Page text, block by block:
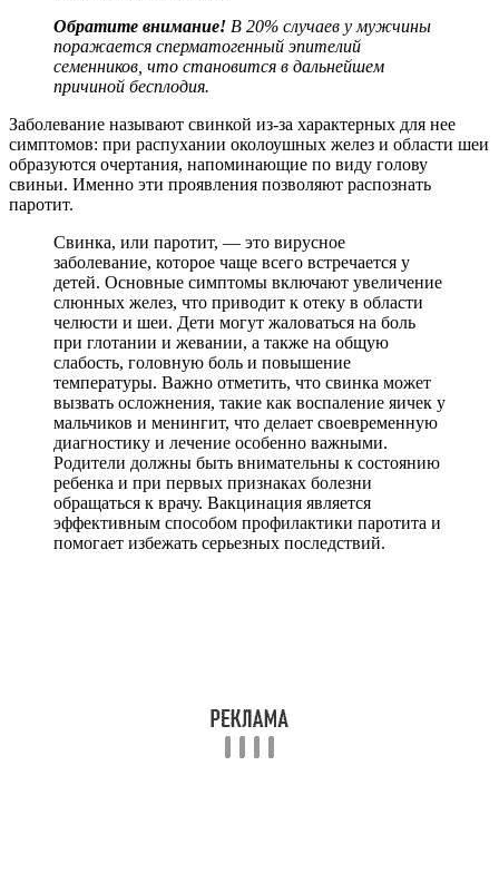
Обратите внимание! В 20% случаев у мужчины
поражается сперматогенный эпителий
семенников, что становится в дальнейшем
причиной бесплодия.
Заболевание называют свинкой из-за характерных для нее
симптомов: при распухании околоушных желез и области шеи
образуются очертания, напоминающие по виду голову
свиньи. Именно эти проявления позволяют распознать
паротит.
Свинка, или паротит, — это вирусное
заболевание, которое чаще всего встречается у
детей. Основные симптомы включают увеличение
слюнных желез, что приводит к отеку в области
челюсти и шеи. Дети могут жаловаться на боль
при глотании и жевании, а также на общую
слабость, головную боль и повышение
температуры. Важно отметить, что свинка может
вызвать осложнения, такие как воспаление яичек у
мальчиков и менингит, что делает своевременную
диагностику и лечение особенно важными.
Родители должны быть внимательны к состоянию
ребенка и при первых признаках болезни
обращаться к врачу. Вакцинация является
эффективным способом профилактики паротита и
помогает избежать серьезных последствий.